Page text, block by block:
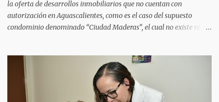
la oferta de desarrollos inmobiliarios que no cuentan con
autorización en Aguascalientes, como es el caso del supuesto
condominio denominado “Ciudad Maderas”, el cual no existe ni
Municipal. Explicó que dicho desarrollo corresponde a otro
estado, específicamente Jalisco, por lo que la promoción de
“terrenos en Aguascalientes” bajo ese nombre distorsiona la
información y puede inducir a error a las personas interesadas en